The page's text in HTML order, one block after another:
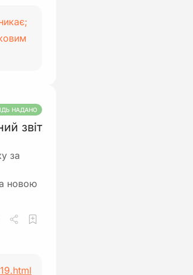
НАДАНО
звіт
за
новою